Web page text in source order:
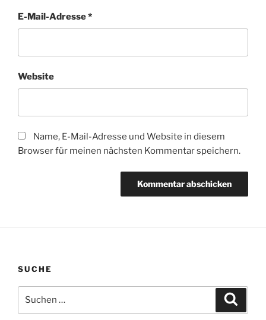
E-Mail-Adresse*
Website
Name, E-Mail-Adresse und Website in diesem
Browser für meinen nächsten Kommentar speichern.
SUCHE
nach: